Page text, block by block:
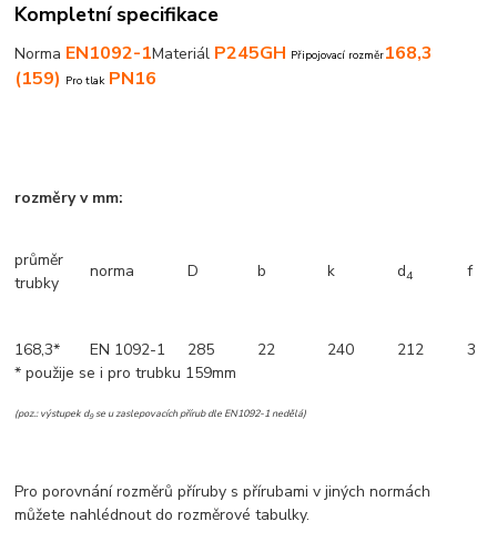
Kompletní specifikace
Norma EN1092-1Materiál P245GH Připojovací rozměr168,3
(159) Pro tlak PN16
rozměry v mm:
průměr
trubky
norma D b k d4 f
168,3* EN 1092-1 285 22 240 212
3
* použije se i pro trubku 159mm
(poz.: výstupek d9se u zaslepovacích přírub dle EN1092-1 nedělá)
Pro porovnání rozměrů příruby s přírubami v jiných normách
můžete nahlédnout do rozměrové tabulky.